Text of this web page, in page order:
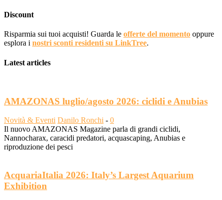
Discount
Risparmia sui tuoi acquisti! Guarda le offerte del momento oppure
esplora i nostri sconti residenti su LinkTree.
Latest articles
AMAZONAS luglio/agosto 2026: ciclidi e Anubias
Novità & Eventi Danilo Ronchi - 0
Il nuovo AMAZONAS Magazine parla di grandi ciclidi,
Nannocharax, caracidi predatori, acquascaping, Anubias e
riproduzione dei pesci
AcquariaItalia 2026: Italy’s Largest Aquarium
Exhibition